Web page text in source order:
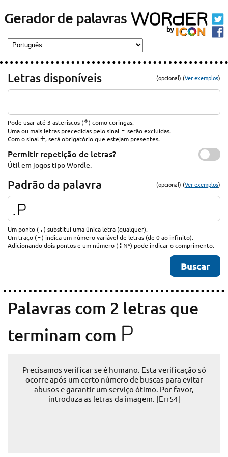
Gerador de palavras
Letras disponíveis (opcional) (Ver exemplos)
Pode usar até 3 asteriscos (*) como coringas.
Uma ou mais letras precedidas pelo sinal - serão excluídas.
Com o sinal+, será obrigatório que estejam presentes.
Permitir repetição de letras?
Útil em jogos tipo Wordle.
Padrão da palavra (opcional) (Ver exemplos)
Um ponto (.) substitui uma única letra (qualquer).
Um traço (-) indica um número variável de letras (de 0 ao infinito).
Adicionando dois pontos e um número (: Nº) pode indicar o comprimento.
Palavras com 2 letras que
terminam com P
Precisamos verificar se é humano. Esta verificação só
ocorre após um certo número de buscas para evitar
abusos e garantir um serviço ótimo. Por favor,
introduza as letras da imagem. [Err54]